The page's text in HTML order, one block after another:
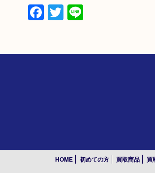
Facebook
Twitter
Line
HOME 初めての方 買取商品 買